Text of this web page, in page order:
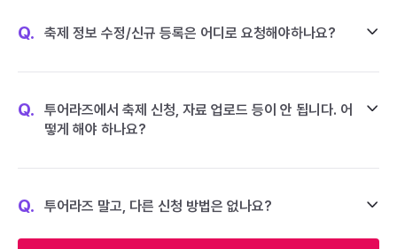
Q. 축제 정보 수정/신규 등록은 어디로 요청해야하나요?
Q.
투어라즈에서 축제 신청, 자료 업로드 등이 안 됩니다. 어
떻게 해야 하나요?
Q. 투어라즈 말고, 다른 신청 방법은 없나요?